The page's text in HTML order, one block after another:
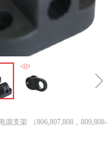
源支架 （806,807,808，809,808-
ꁇ